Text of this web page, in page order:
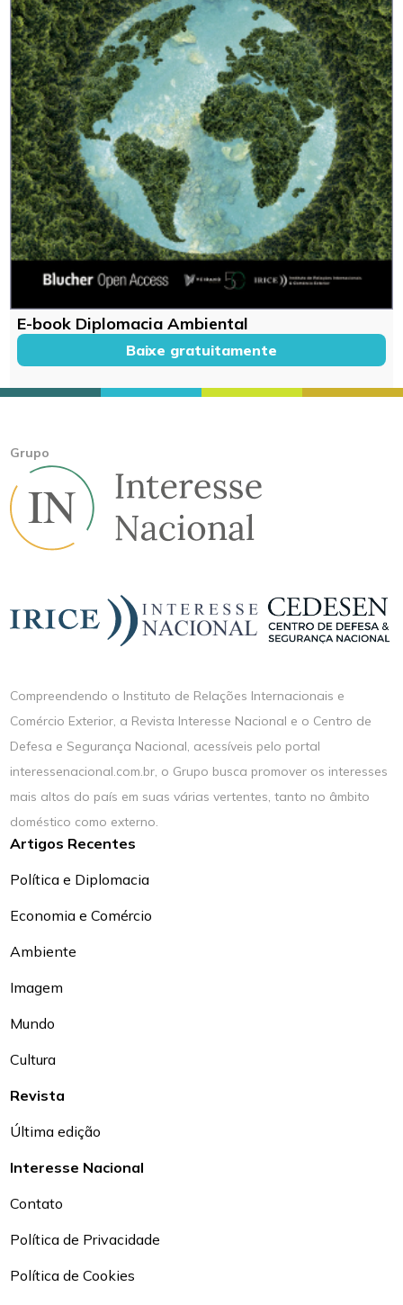
E-book Diplomacia Ambiental
Baixe gratuitamente
Grupo
Compreendendo o Instituto de Relações Internacionais e
Comércio Exterior, a Revista Interesse Nacional e o Centro de
Defesa e Segurança Nacional, acessíveis pelo portal
interessenacional.com.br, o Grupo busca promover os interesses
mais altos do país em suas várias vertentes, tanto no âmbito
doméstico como externo.
Artigos Recentes
Política e Diplomacia
Economia e Comércio
Ambiente
Imagem
Mundo
Cultura
Revista
Última edição
Interesse Nacional
Contato
Política de Privacidade
Política de Cookies